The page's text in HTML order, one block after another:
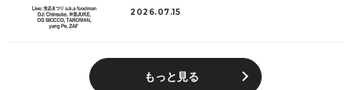
2026.07.15
もっと見る